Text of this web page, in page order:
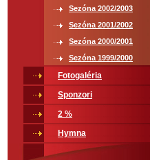
Sezóna 2002/2003
Sezóna 2001/2002
Sezóna 2000/2001
Sezóna 1999/2000
Fotogaléria
Sponzori
2 %
Hymna